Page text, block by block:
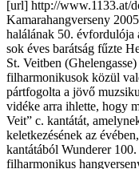
[url] http://www.1133.at/
Kamarahangverseny
halálának 50.
sok éves barátság fűzte
St. Veitben
filharmonikusok közül
pártfogolta a jövő
vidéke arra ihlette, hogy
Veit” c. kantátát,
keletkezésének az
kantátából Wunderer
filharmonikus